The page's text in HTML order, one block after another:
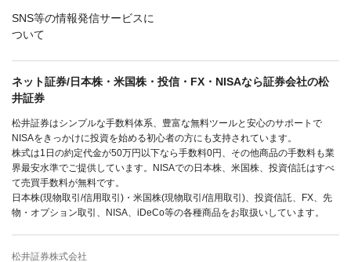
SNS等の情報発信サービスに
ついて
ネット証券/日本株・米国株・投信・FX・NISAなら証券会社の松
井証券
松井証券はシンプルな手数料体系、豊富な無料ツールと安心のサポートで
NISAをきっかけに投資を始める初心者の方にも支持されています。
株式は1日の約定代金が50万円以下なら手数料0円、その他商品の手数料も業
界最安水準でご提供しています。NISAでの日本株、米国株、投資信託はすべ
て売買手数料が無料です。
日本株(現物取引/信用取引)・米国株(現物取引/信用取引)、投資信託、FX、先
物・オプション取引、NISA、iDeCo等の各種商品をお取扱いしています。
松井証券株式会社